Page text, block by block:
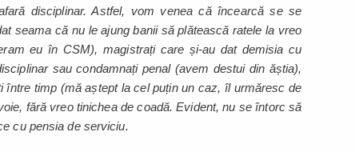
disciplinar. Astfel, vom venea că încearcă se se
seama că nu le ajung banii să plătească ratele la vreo
eu în CSM), magistrați care și-au dat demisia cu
sau condamnați penal (avem destui din ăștia),
între timp (mă aștept la cel puțin un caz, îl urmăresc de
fără vreo tinichea de coadă. Evident, nu se întorc să
cu pensia de serviciu.